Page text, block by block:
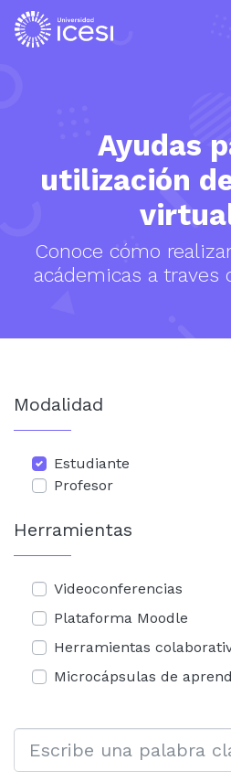
Ayudas
utilización
Conoce cómo
acádemicas a traves
Modalidad
Estudiante
Profesor
Herramientas
Videoconferencias
Plataforma Moodle
Herramientas
Microcápsulas de